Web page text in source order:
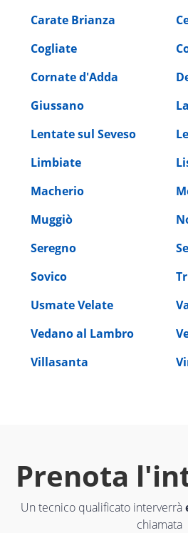
Carate Brianza
Cogliate
Cornate d'Adda
Giussano
Lentate sul Seveso
Limbiate
Macherio
Muggiò
Seregno
Sovico
Usmate Velate
Vedano al Lambro
Villasanta
Prenota
Un tecnico qualificato interverrà
chiamata